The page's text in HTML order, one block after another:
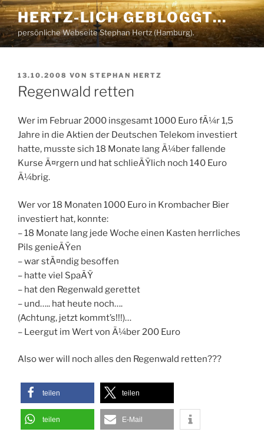
Zum
Inhalt
springen
HERTZ-LICH GEBLOGGT…
persönliche Webseite Stephan Hertz (Hamburg).
VERÖFFENTLICHT
AM
13.10.2008 VON STEPHAN HERTZ
Regenwald retten
Wer im Februar 2000 insgesamt 1000 Euro fÃ¼r 1,5
Jahre in die Aktien der Deutschen Telekom investiert
hatte, musste sich 18 Monate lang Ã¼ber fallende
Kurse Ã¤rgern und hat schlieÃŸlich noch 140 Euro
Ã¼brig.
Wer vor 18 Monaten 1000 Euro in Krombacher Bier
investiert hat, konnte:
– 18 Monate lang jede Woche einen Kasten herrliches
Pils genieÃŸen
– war stÃ¤ndig besoffen
– hatte viel SpaÃŸ
– hat den Regenwald gerettet
– und….. hat heute noch….
(Achtung, jetzt kommt’s!!!)…
– Leergut im Wert von Ã¼ber 200 Euro
Also wer will noch alles den Regenwald retten???
teilen teilen
teilen E-Mail